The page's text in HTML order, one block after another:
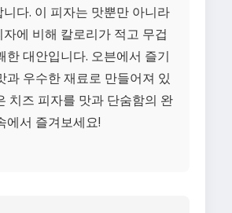
다. 이 피자는 맛뿐만 아니라
에 비해 칼로리가 적고 무겁
한 대안입니다. 오븐에서 즐기
과 우수한 재료로 만들어져 있
치즈 피자를 맛과 단숨함의 완
에서 즐겨보세요!